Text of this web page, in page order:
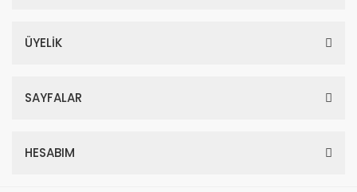
ÜYELİK
SAYFALAR
HESABIM